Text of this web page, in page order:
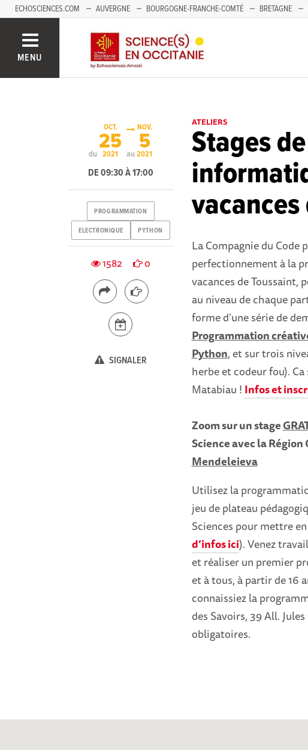
ECHOSCIENCES.COM AUVERGNE BOURGOGNE-FRANCHE-COMTÉ BRETAGNE
MENU
ATELIERS
Stages
La Compagnie du Code
perfectionnement à la
vacances de Toussaint,
au niveau de chaque
forme d’une série de
Programmation
Python, et sur trois
herbe et codeur fou). Ca
Matabiau ! Infos et
Zoom sur un stage
Science avec la Région
Mendeleieva
Utilisez la
jeu de plateau
Sciences pour mettre
d’infos ici). Venez
et réaliser un premier
et à tous, à partir de 16
connaissiez la
des Savoirs, 39 All. Jules
obligatoires.
du
OCT.
25
2021 au
NOV.
5
2021
DE 09:30 À 17:00
PROGRAMMATION
ELECTRONIQUE PYTHON
1582 0
SIGNALER